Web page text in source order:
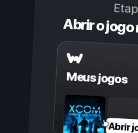
Abrir o
Meus jogos
Abrir